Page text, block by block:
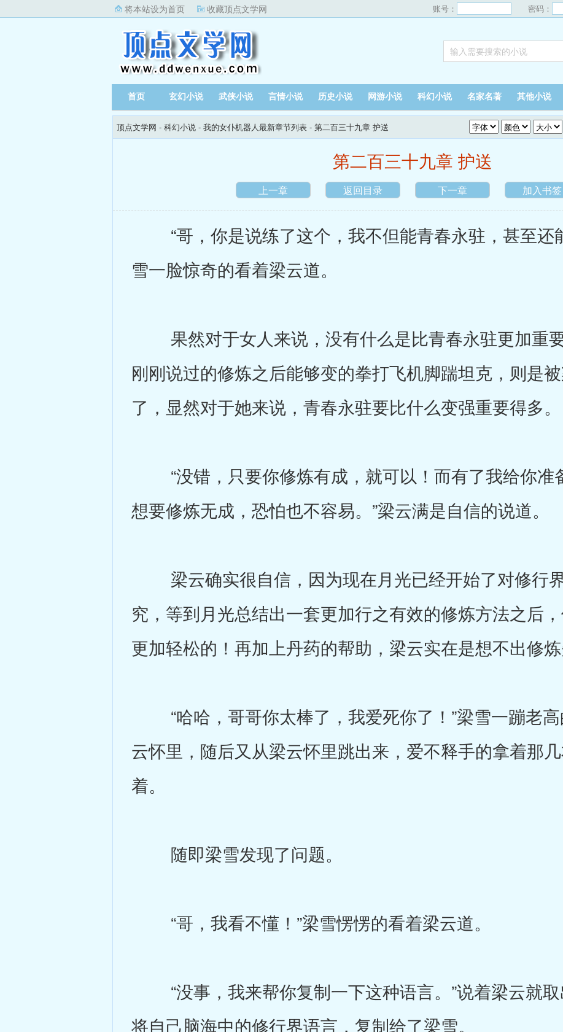
将本站设为首页 收藏顶点文学网 账号： 密码：
首页 玄幻小说 武侠小说 言情小说 历史小说 网游小说 科幻小说 名家名著 其他小说
顶点文学网 - 科幻小说 - 我的女仆机器人最新章节列表 - 第二百三十九章 护送
第二百三十九章 护送
上一章 返回目录 下一章 加入书签
“哥，你是说练了这个，我不但能青春永驻，甚至还
雪一脸惊奇的看着梁云道。
果然对于女人来说，没有什么是比青春永驻更加重
刚刚说过的修炼之后能够变的拳打飞机脚踹坦克，则是
了，显然对于她来说，青春永驻要比什么变强重要得多。
“没错，只要你修炼有成，就可以！而有了我给你准
想要修炼无成，恐怕也不容易。”梁云满是自信的说道。
梁云确实很自信，因为现在月光已经开始了对修行
究，等到月光总结出一套更加行之有效的修炼方法之后
更加轻松的！再加上丹药的帮助，梁云实在是想不出修炼
“哈哈，哥哥你太棒了，我爱死你了！”梁雪一蹦老高
云怀里，随后又从梁云怀里跳出来，爱不释手的拿着那
着。
随即梁雪发现了问题。
“哥，我看不懂！”梁雪愣愣的看着梁云道。
“没事，我来帮你复制一下这种语言。”说着梁云就取
将自己脑海中的修行界语言，复制给了梁雪。